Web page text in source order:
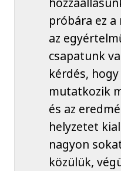
próbára ez
az
csapatunk
kérdés,
mutatkozik
és az
helyzetet
nagyon
közülük,